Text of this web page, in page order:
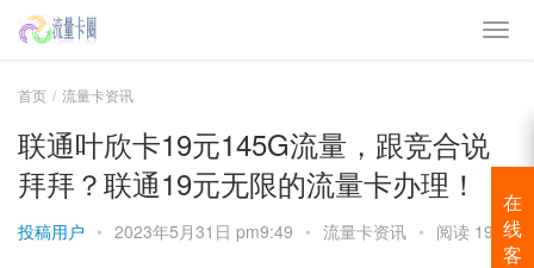
首页 流量卡资讯
联通叶欣卡19元145G流量，跟竞合说
拜拜？联通19元无限的流量卡办理！
投稿用户 • 2023年5月31日 pm9:49 • 流量卡资讯 • 阅读 1910
在
线
客